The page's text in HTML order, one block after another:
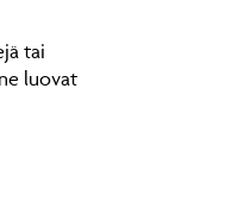
tai
luovat